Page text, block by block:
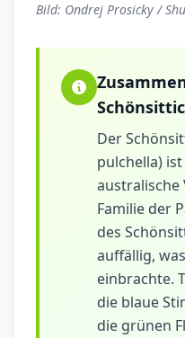
Bild: Ondrej Prosicky /
Der
pulchella)
australische
Familie der
des
auffällig,
einbrachte.
die blaue
die grünen